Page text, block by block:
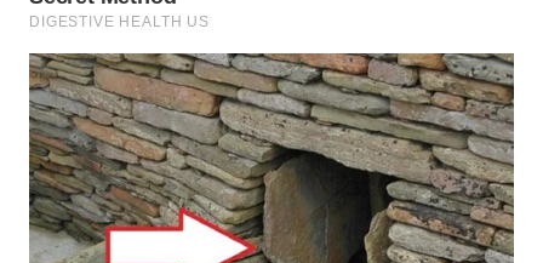
SURABAYA
WN
NATUNA
WN
BINTAN